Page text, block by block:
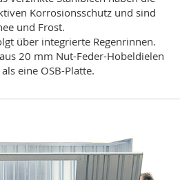
Korrosionsschutz und sind
und Frost.
über integrierte Regenrinnen.
20 mm Nut-Feder-Hobeldielen
eine OSB-Platte.